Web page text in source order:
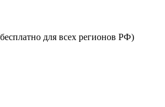
для всех регионов РФ)